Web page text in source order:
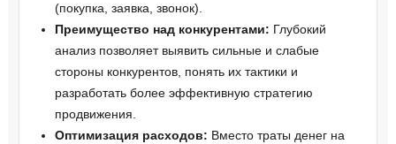
(покупка, заявка, звонок).
Преимущество над конкурентами: Глубокий
анализ позволяет выявить сильные и слабые
стороны конкурентов, понять их тактики и
разработать более эффективную стратегию
продвижения.
Оптимизация расходов: Вместо траты денег на